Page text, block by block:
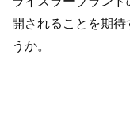
開されることを期
うか。